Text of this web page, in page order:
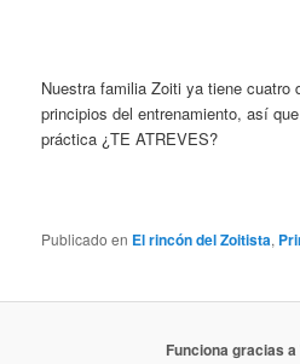
Nuestra familia Zoiti ya tiene cuatro
principios del entrenamiento, así
práctica ¿TE ATREVES?
Publicado en El rincón del Zoitista,
Funciona gracias